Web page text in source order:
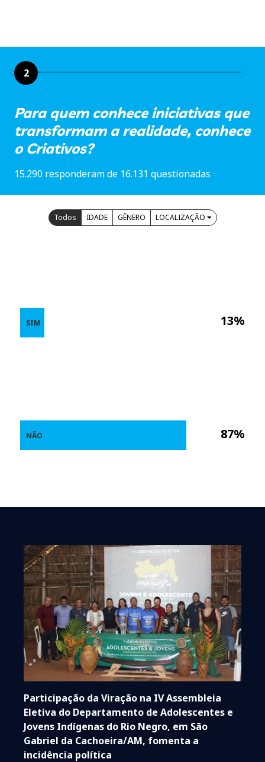
2
Para quem conhece iniciativas que
transformam a realidade, conhece
o Criativos?
15.290 responderam de 16.131 questionadas
Todos IDADE GÊNERO LOCALIZAÇÃO
13%
87%
SIM
NÃO
Participação da Viração na IV Assembleia
Eletiva do Departamento de Adolescentes e
Jovens Indígenas do Rio Negro, em São
Gabriel da Cachoeira/AM, fomenta a
incidência política